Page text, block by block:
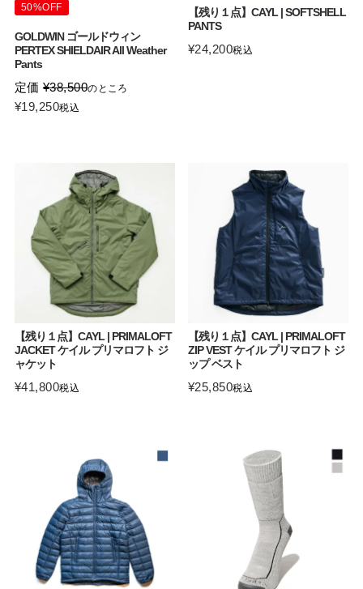
50%OFF
GOLDWIN ゴールドウィン
PERTEX SHIELDAIR All Weather
Pants
定価 ¥38,500のところ
¥19,250税込
【残り１点】CAYL | SOFTSHELL
PANTS
¥24,200税込
【残り１点】CAYL | PRIMALOFT
JACKET ケイル プリマロフト ジ
ャケット
¥41,800税込
【残り１点】CAYL | PRIMALOFT
ZIP VEST ケイル プリマロフト ジ
ップ ベスト
¥25,850税込